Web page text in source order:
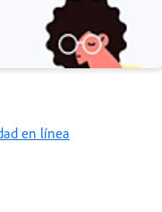
en línea